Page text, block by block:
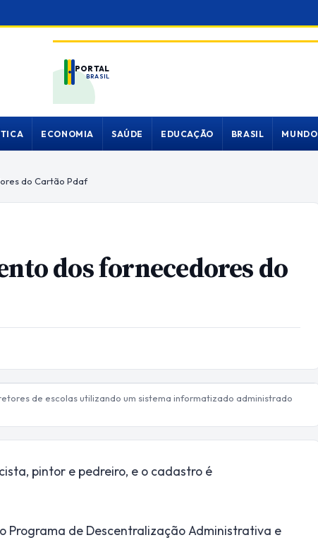
PORTAL
BRASIL
ECONOMIA SAÚDE EDUCAÇÃO BRASIL MUNDO
do Cartão Pdaf
dos fornecedores do
de escolas utilizando um sistema informatizado administrado
pintor e pedreiro, e o cadastro é
Programa de Descentralização Administrativa e